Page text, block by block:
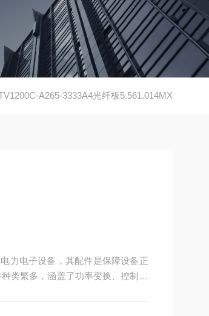
A265-3333A4光纤板5.561.014MX
力电子设备，其配件是保障设备正
类繁多，涵盖了功率变换、控制、